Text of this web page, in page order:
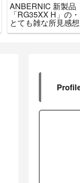
ANBERNIC 新製品
「RG35XX H」の・
とても雑な所見感
をお知らせします